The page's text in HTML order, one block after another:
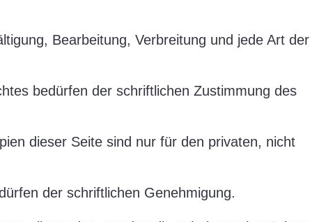
Bearbeitung, Verbreitung und jede Art der
bedürfen der schriftlichen Zustimmung des
dieser Seite sind nur für den privaten, nicht
der schriftlichen Genehmigung.